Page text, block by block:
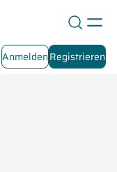
AnmeldenRegistrieren